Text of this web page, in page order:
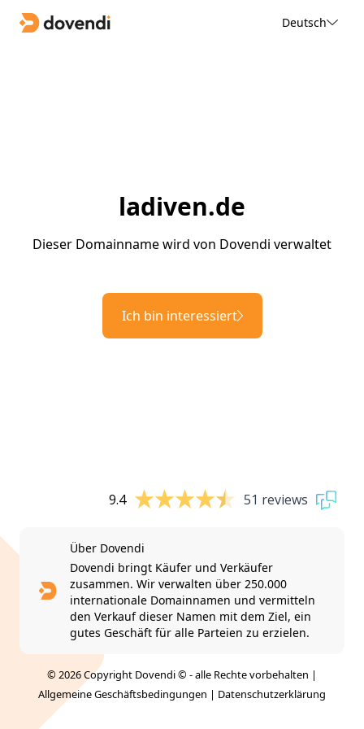
Deutsch
ladiven.de
Dieser Domainname wird von Dovendi verwaltet
Ich bin interessiert
9.4 51 reviews
Über Dovendi
Dovendi bringt Käufer und Verkäufer
zusammen. Wir verwalten über 250.000
internationale Domainnamen und vermitteln
den Verkauf dieser Namen mit dem Ziel, ein
gutes Geschäft für alle Parteien zu erzielen.
© 2026 Copyright Dovendi © - alle Rechte vorbehalten |
Allgemeine Geschäftsbedingungen | Datenschutzerklärung